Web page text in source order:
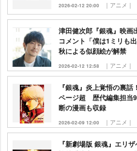
2026-02-12 20:00 ｜アニメ｜
津田健次郎『銀魂』映画
コメント「僕は1ミリも
秋による似顔絵が解禁
2026-02-12 12:58 ｜アニメ｜
『銀魂』炎上覚悟の裏
ページ超 歴代編集担当
断の漫画も収録
2026-02-09 12:00 ｜アニメ｜
『新劇場版 銀魂』エリ